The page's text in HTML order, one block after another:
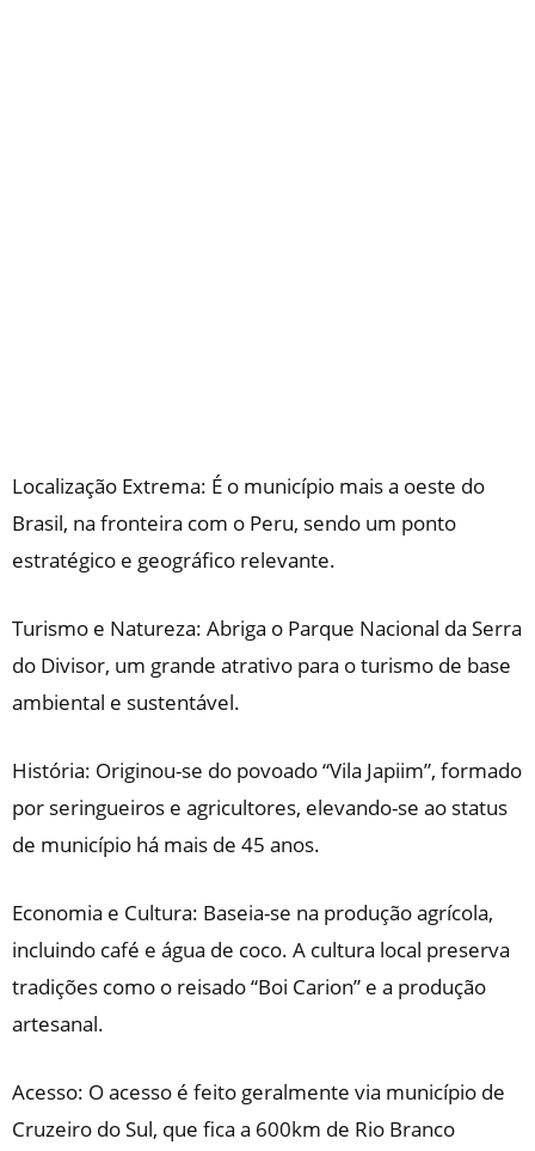
Localização Extrema: É o município mais a oeste do
Brasil, na fronteira com o Peru, sendo um ponto
estratégico e geográfico relevante.
Turismo e Natureza: Abriga o Parque Nacional da Serra
do Divisor, um grande atrativo para o turismo de base
ambiental e sustentável.
História: Originou-se do povoado “Vila Japiim”, formado
por seringueiros e agricultores, elevando-se ao status
de município há mais de 45 anos.
Economia e Cultura: Baseia-se na produção agrícola,
incluindo café e água de coco. A cultura local preserva
tradições como o reisado “Boi Carion” e a produção
artesanal.
Acesso: O acesso é feito geralmente via município de
Cruzeiro do Sul, que fica a 600km de Rio Branco